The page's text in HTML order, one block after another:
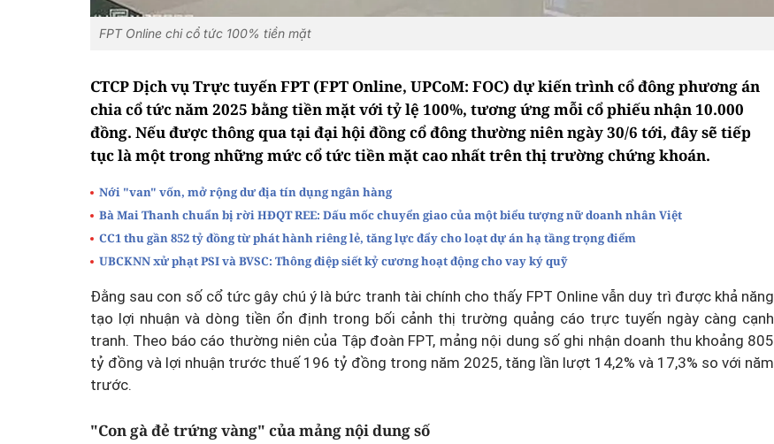
FPT Online chi cổ tức 100% tiền mặt
CTCP Dịch vụ Trực tuyến FPT (FPT Online, UPCoM: FOC) dự kiến trình cổ đông phương án
chia cổ tức năm 2025 bằng tiền mặt với tỷ lệ 100%, tương ứng mỗi cổ phiếu nhận 10.000
đồng. Nếu được thông qua tại đại hội đồng cổ đông thường niên ngày 30/6 tới, đây sẽ tiếp
tục là một trong những mức cổ tức tiền mặt cao nhất trên thị trường chứng khoán.
Nới "van" vốn, mở rộng dư địa tín dụng ngân hàng
Bà Mai Thanh chuẩn bị rời HĐQT REE: Dấu mốc chuyển giao của một biểu tượng nữ doanh nhân Việt
CC1 thu gần 852 tỷ đồng từ phát hành riêng lẻ, tăng lực đẩy cho loạt dự án hạ tầng trọng điểm
UBCKNN xử phạt PSI và BVSC: Thông điệp siết kỷ cương hoạt động cho vay ký quỹ
Đằng sau con số cổ tức gây chú ý là bức tranh tài chính cho thấy FPT Online vẫn duy trì được khả năng
tạo lợi nhuận và dòng tiền ổn định trong bối cảnh thị trường quảng cáo trực tuyến ngày càng cạnh
tranh. Theo báo cáo thường niên của Tập đoàn FPT, mảng nội dung số ghi nhận doanh thu khoảng 805
tỷ đồng và lợi nhuận trước thuế 196 tỷ đồng trong năm 2025, tăng lần lượt 14,2% và 17,3% so với năm
trước.
"Con gà đẻ trứng vàng" của mảng nội dung số